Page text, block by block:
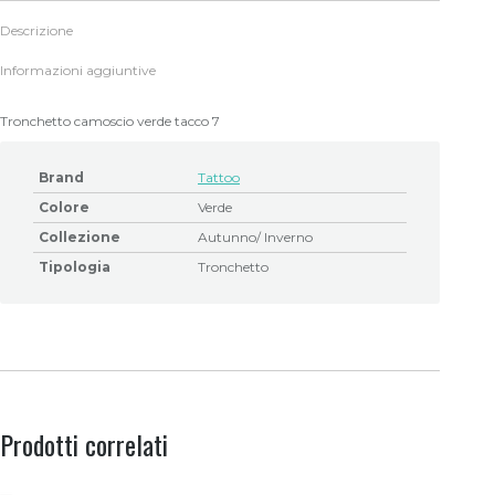
Descrizione
Informazioni aggiuntive
Tronchetto camoscio verde tacco 7
Brand
Tattoo
Colore
Verde
Collezione
Autunno/ Inverno
Tipologia
Tronchetto
Prodotti correlati